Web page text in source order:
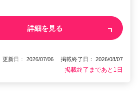
詳細を見る
更新日： 2026/07/06 掲載終了日： 2026/08/07
掲載終了まであと1日